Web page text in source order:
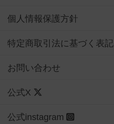
個人情報保護方針
特定商取引法に基づく表記
お問い合わせ
公式X
公式instagram